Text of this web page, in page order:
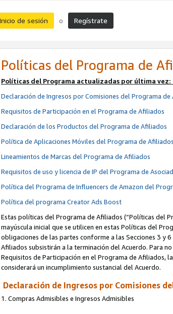
Inicio de sesión o Regístrate
Políticas del Programa de
Políticas del Programa actualizadas por última vez:
Declaración de Ingresos por Comisiones del Programa de
Requisitos de Participación en el Programa de Afiliados
Declaración de los Productos del Programa de Afiliados
Política de Aplicaciones Móviles del Programa de Afiliados
Lineamientos de Marcas del Programa de Afiliados
Requisitos de uso y licencia de IP del Programa de
Política del Programa de Influencers de Amazon del
Política del programa Creator Ads Boost
Estas políticas del Programa de Afiliados (“Políticas del
mayúscula inicial que se utilicen en estas Políticas del
obligaciones de las partes conforme a las Secciones 3 y
Afiliados subsistirán a la terminación del Acuerdo. Para
Requisitos de Participación en el Programa de Afiliados,
considerará un incumplimiento sustancial del Acuerdo.
Declaración de Ingresos por Comisiones
1. Compras Admisibles e Ingresos Admisibles